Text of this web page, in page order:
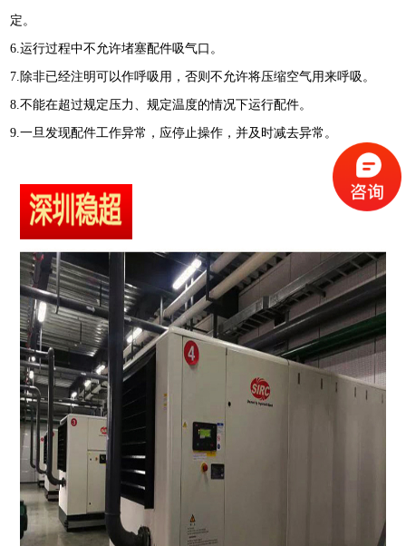
定。
6.运行过程中不允许堵塞配件吸气口。
7.除非已经注明可以作呼吸用，否则不允许将压缩空气用来呼吸。
8.不能在超过规定压力、规定温度的情况下运行配件。
9.一旦发现配件工作异常，应停止操作，并及时减去异常。